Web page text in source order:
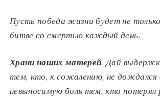
Пусть победа жизни будет не
битве со смертью каждый день.
Храни наших матерей. Дай
тем, кто, к сожалению, не дождался
невыносимую боль тем, кто потерял